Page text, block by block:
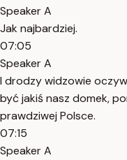
Speaker A
Jak najbardziej.
07:05
Speaker A
I drodzy widzowie
być jakiś nasz domek,
prawdziwej Polsce.
07:15
Speaker A